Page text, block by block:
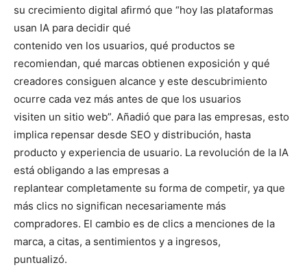
su crecimiento digital afirmó que “hoy las plataformas
usan IA para decidir qué
contenido ven los usuarios, qué productos se
recomiendan, qué marcas obtienen exposición y qué
creadores consiguen alcance y este descubrimiento
ocurre cada vez más antes de que los usuarios
visiten un sitio web”. Añadió que para las empresas, esto
implica repensar desde SEO y distribución, hasta
producto y experiencia de usuario. La revolución de la IA
está obligando a las empresas a
replantear completamente su forma de competir, ya que
más clics no significan necesariamente más
compradores. El cambio es de clics a menciones de la
marca, a citas, a sentimientos y a ingresos,
puntualizó.